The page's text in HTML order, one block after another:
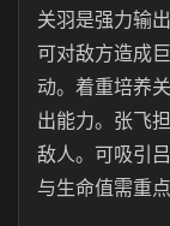
关羽是强力输
可对敌方造成
动。着重培养
出能力。张飞
敌人。可吸引
与生命值需重